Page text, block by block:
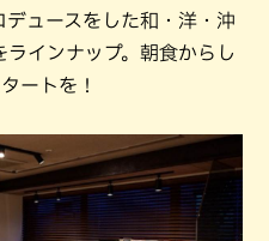
ュースをした和・洋・沖
インナップ。朝食からし
ートを！